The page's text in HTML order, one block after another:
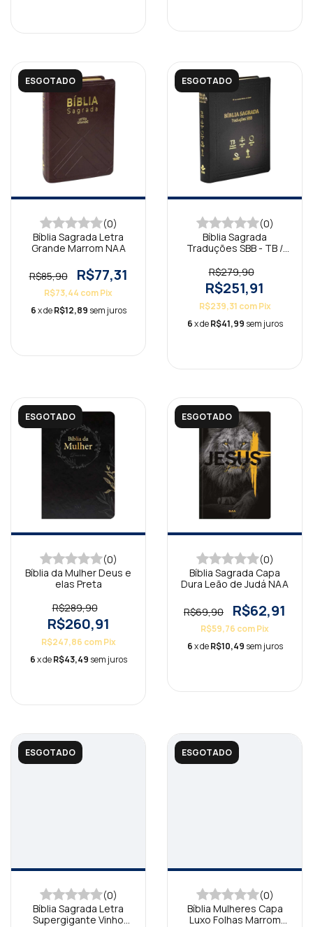
ESGOTADO
(0)
Bíblia Sagrada Letra
Grande Marrom NAA
R$85,90 R$77,31
R$73,44 comPix
6x deR$12,89 sem juros
ESGOTADO
(0)
Bíblia Sagrada
Traduções SBB - TB /
R$279,90
R$251,91
R$239,31 com Pix
6x deR$41,99 sem juros
ESGOTADO
(0)
Bíblia da Mulher Deus e
elas Preta
R$289,90
R$260,91
R$247,86 com Pix
6x deR$43,49 sem juros
ESGOTADO
(0)
Bíblia Sagrada Capa
Dura Leão de Judá NAA
R$69,90 R$62,91
R$59,76 comPix
6x deR$10,49 sem juros
ESGOTADO
(0)
Bíblia Sagrada Letra
Supergigante Vinho
ESGOTADO
(0)
Bíblia Mulheres Capa
Luxo Folhas Marrom